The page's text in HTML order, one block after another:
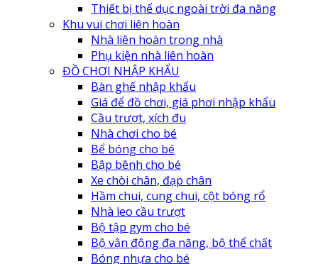
Thiết bị thể dục ngoài trời đa năng
Khu vui chơi liên hoàn
Nhà liên hoàn trong nhà
Phụ kiện nhà liên hoàn
ĐỒ CHƠI NHẬP KHẨU
Bàn ghế nhập khẩu
Giá để đồ chơi, giá phơi nhập khẩu
Cầu trượt, xích đu
Nhà chơi cho bé
Bể bóng cho bé
Bập bênh cho bé
Xe chòi chân, đạp chân
Hầm chui, cung chui, cột bóng rổ
Nhà leo cầu trượt
Bộ tập gym cho bé
Bộ vận động đa năng, bộ thể chất
Bóng nhựa cho bé